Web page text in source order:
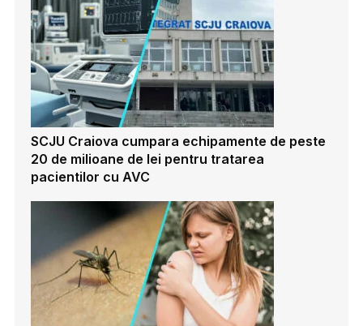
SCJU Craiova cumpara echipamente de peste
20 de milioane de lei pentru tratarea
pacientilor cu AVC